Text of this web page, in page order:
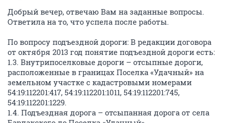
Добрый вечер, отвечаю Вам на заданные вопросы.
Ответила на то, что успела после работы.
По вопросу подъездной дороги: В редакции договора
от октября 2013 год понятие подъездной дороги есть:
1.3. Внутрипоселковые дороги – отсыпные дороги,
расположенные в границах Поселка «Удачный» на
земельном участке с кадастровыми номерами
54:19:112201:417, 54:19:112201:1011, 54:19:112201:745,
54:19:112201:1229.
1.4. Подъездная дорога – отсыпанная дорога от села